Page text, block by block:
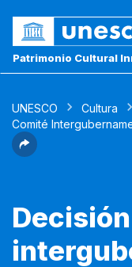
Patrimonio Cultural
UNESCO Cultura
Comité